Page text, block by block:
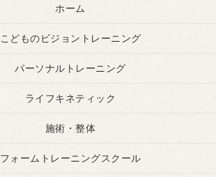
ホーム
こどものビジョントレーニング
パーソナルトレーニング
ライフキネティック
施術・整体
フォームトレーニングスクール